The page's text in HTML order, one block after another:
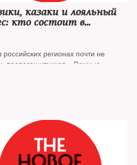
казаки и лояльный
кто состоит в
регионах почти не
правозащитников. «Важные